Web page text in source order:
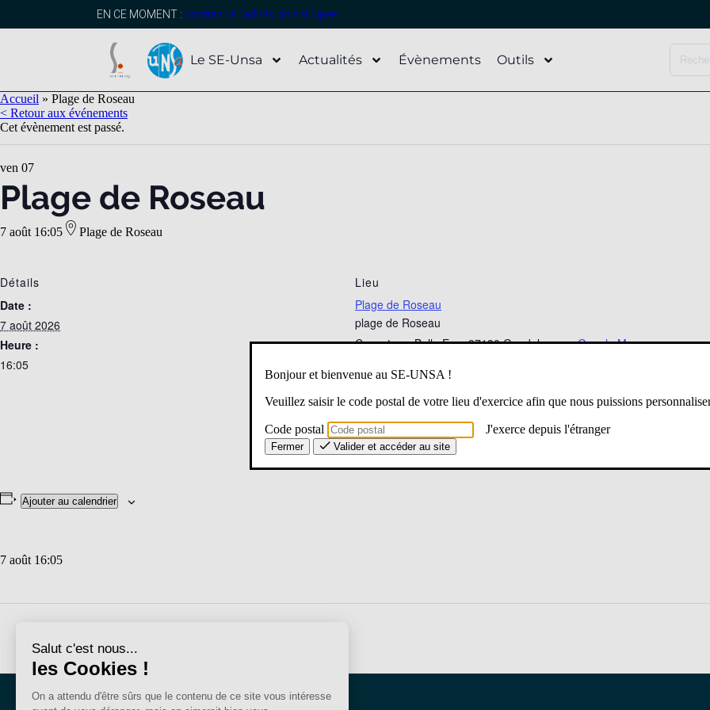
EN CE MOMENT : profitez de l’adhésion anticipée
Le SE-Unsa Actualités Évènements Outils
Accueil » Plage de Roseau
< Retour aux événements
Cet évènement est passé.
ven 07
Plage de Roseau
7 août 16:05 Plage de Roseau
Détails
Date :
7 août 2026
Heure :
16:05
Lieu
Plage de Roseau
plage de Roseau
Capesterre Belle Eau, 97130 Guadeloupe + Google Map
Ajouter au calendrier
7 août 16:05
Bonjour et bienvenue au SE-UNSA !
Veuillez saisir le code postal de votre lieu d'exercice afin que nous puissions
Code postal J'exerce depuis l'étranger
Fermer Valider et accéder au site